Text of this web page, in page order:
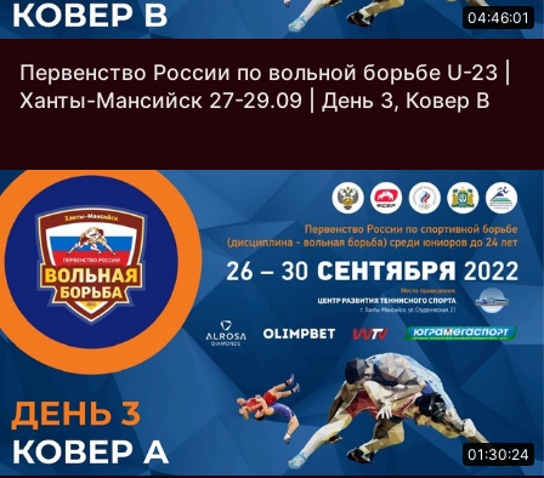
04:46:01
Первенство России по вольной борьбе U-23 |
Ханты-Мансийск 27-29.09 | День 3, Ковер B
01:30:24